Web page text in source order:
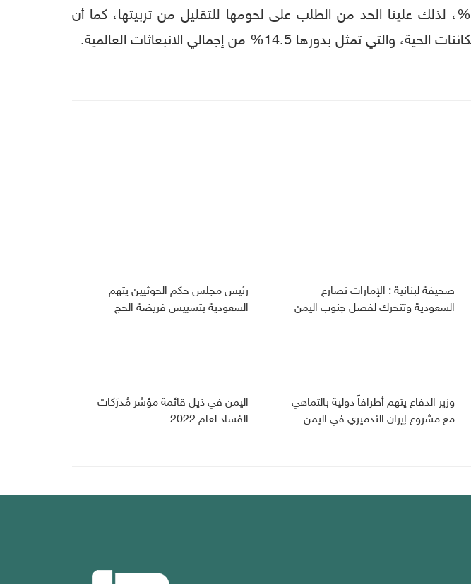
الأبقار تنتج غازات دفيئة تسمى "الميثان"، وهي أكثر ضررا للبيئة بنحو 25%، لذلك علينا الحد من الطلب على لحومها للتقليل من تربيتها، كما أن
صحيفة لبنانية : الإمارات تصارع
السعودية وتتحرك لفصل جنوب اليمن
رئيس مجلس حكم الحوثيين يتهم
السعودية بتسييس فريضة الحج
وزير الدفاع يتهم أطرافاً دولية بالتماهي
مع مشروع إيران التدميري في اليمن
اليمن في ذيل قائمة مؤشر مُدرَكات
الفساد لعام 2022